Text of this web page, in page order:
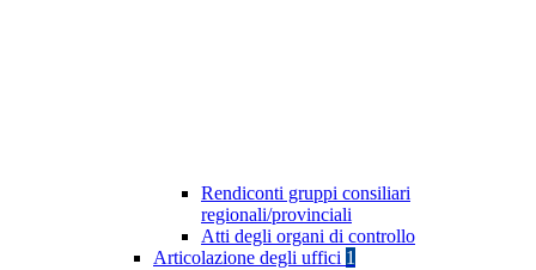
Rendiconti gruppi consiliari
regionali/provinciali
Atti degli organi di controllo
Articolazione degli uffici 1